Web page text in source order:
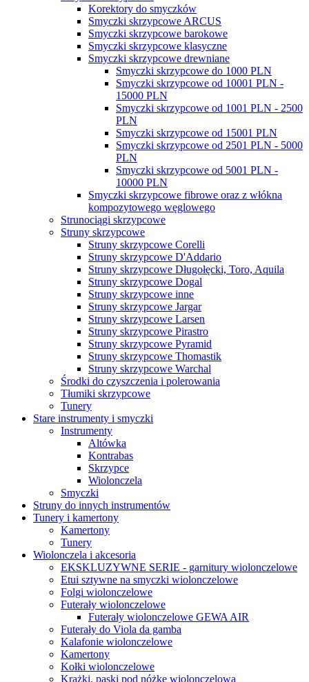
Korektory do smyczków
Smyczki skrzypcowe ARCUS
Smyczki skrzypcowe barokowe
Smyczki skrzypcowe klasyczne
Smyczki skrzypcowe drewniane
Smyczki skrzypcowe do 1000 PLN
Smyczki skrzypcowe od 10001 PLN -
15000 PLN
Smyczki skrzypcowe od 1001 PLN - 2500
PLN
Smyczki skrzypcowe od 15001 PLN
Smyczki skrzypcowe od 2501 PLN - 5000
PLN
Smyczki skrzypcowe od 5001 PLN -
10000 PLN
Smyczki skrzypcowe fibrowe oraz z włókna
kompozytowego węglowego
Strunociągi skrzypcowe
Struny skrzypcowe
Struny skrzypcowe Corelli
Struny skrzypcowe D'Addario
Struny skrzypcowe Długołęcki, Toro, Aquila
Struny skrzypcowe Dogal
Struny skrzypcowe inne
Struny skrzypcowe Jargar
Struny skrzypcowe Larsen
Struny skrzypcowe Pirastro
Struny skrzypcowe Pyramid
Struny skrzypcowe Thomastik
Struny skrzypcowe Warchal
Środki do czyszczenia i polerowania
Tłumiki skrzypcowe
Tunery
Stare instrumenty i smyczki
Instrumenty
Altówka
Kontrabas
Skrzypce
Wiolonczela
Smyczki
Struny do innych instrumentów
Tunery i kamertony
Kamertony
Tunery
Wiolonczela i akcesoria
EKSKLUZYWNE SERIE - garnitury wiolonczelowe
Etui sztywne na smyczki wiolonczelowe
Folgi wiolonczelowe
Futerały wiolonczelowe
Futerały wiolonczelowe GEWA AIR
Futerały do Viola da gamba
Kalafonie wiolonczelowe
Kamertony
Kołki wiolonczelowe
Krążki, paski pod nóżkę wiolonczelową